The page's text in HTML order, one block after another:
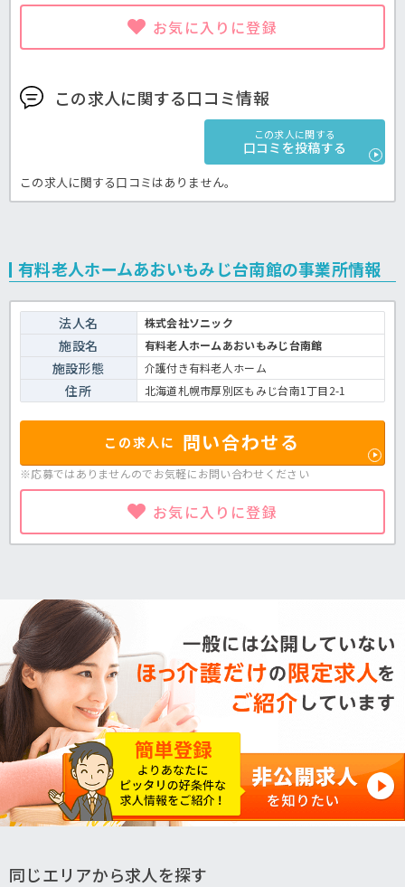
お気に入りに登録
この求人に関する口コミ情報
この求人に関する
口コミを投稿する
この求人に関する口コミはありません。
有料老人ホームあおいもみじ台南館の事業所情報
法人名 株式会社ソニック
施設名 有料老人ホームあおいもみじ台南館
施設形態 介護付き有料老人ホーム
住所 北海道札幌市厚別区もみじ台南1丁目2-1
この求人に 問い合わせる
※応募ではありませんのでお気軽にお問い合わせください
お気に入りに登録
同じエリアから求人を探す